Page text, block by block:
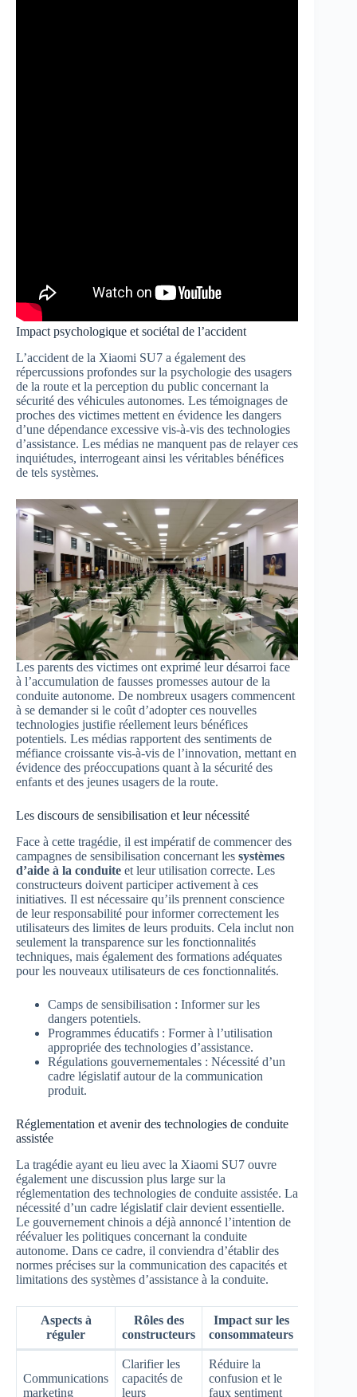
Impact psychologique et sociétal de l’accident
L’accident de la Xiaomi SU7 a également des
répercussions profondes sur la psychologie des usagers
de la route et la perception du public concernant la
sécurité des véhicules autonomes. Les témoignages de
proches des victimes mettent en évidence les dangers
d’une dépendance excessive vis-à-vis des technologies
d’assistance. Les médias ne manquent pas de relayer ces
inquiétudes, interrogeant ainsi les véritables bénéfices
de tels systèmes.
Les parents des victimes ont exprimé leur désarroi face
à l’accumulation de fausses promesses autour de la
conduite autonome. De nombreux usagers commencent
à se demander si le coût d’adopter ces nouvelles
technologies justifie réellement leurs bénéfices
potentiels. Les médias rapportent des sentiments de
méfiance croissante vis-à-vis de l’innovation, mettant en
évidence des préoccupations quant à la sécurité des
enfants et des jeunes usagers de la route.
Les discours de sensibilisation et leur nécessité
Face à cette tragédie, il est impératif de commencer des
campagnes de sensibilisation concernant les systèmes
d’aide à la conduite et leur utilisation correcte. Les
constructeurs doivent participer activement à ces
initiatives. Il est nécessaire qu’ils prennent conscience
de leur responsabilité pour informer correctement les
utilisateurs des limites de leurs produits. Cela inclut non
seulement la transparence sur les fonctionnalités
techniques, mais également des formations adéquates
pour les nouveaux utilisateurs de ces fonctionnalités.
Camps de sensibilisation : Informer sur les
dangers potentiels.
Programmes éducatifs : Former à l’utilisation
appropriée des technologies d’assistance.
Régulations gouvernementales : Nécessité d’un
cadre législatif autour de la communication
produit.
Réglementation et avenir des technologies de conduite
assistée
La tragédie ayant eu lieu avec la Xiaomi SU7 ouvre
également une discussion plus large sur la
réglementation des technologies de conduite assistée. La
nécessité d’un cadre législatif clair devient essentielle.
Le gouvernement chinois a déjà annoncé l’intention de
réévaluer les politiques concernant la conduite
autonome. Dans ce cadre, il conviendra d’établir des
normes précises sur la communication des capacités et
limitations des systèmes d’assistance à la conduite.
Aspects à
réguler
Rôles des
constructeurs
Impact sur les
consommateurs
Communications
marketing
Clarifier les
capacités de
leurs
Réduire la
confusion et le
faux sentiment